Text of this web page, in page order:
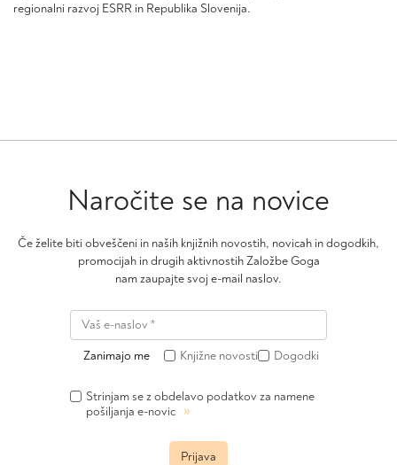
regionalni razvoj ESRR in Republika Slovenija.
Naročite se na novice
Če želite biti obveščeni in naših knjižnih novostih, novicah in dogodkih,
promocijah in drugih aktivnostih Založbe Goga
nam zaupajte svoj e-mail naslov.
Zanimajo me Knjižne novosti Dogodki
Strinjam se z obdelavo podatkov za namene
pošiljanja e-novic »
Prijava